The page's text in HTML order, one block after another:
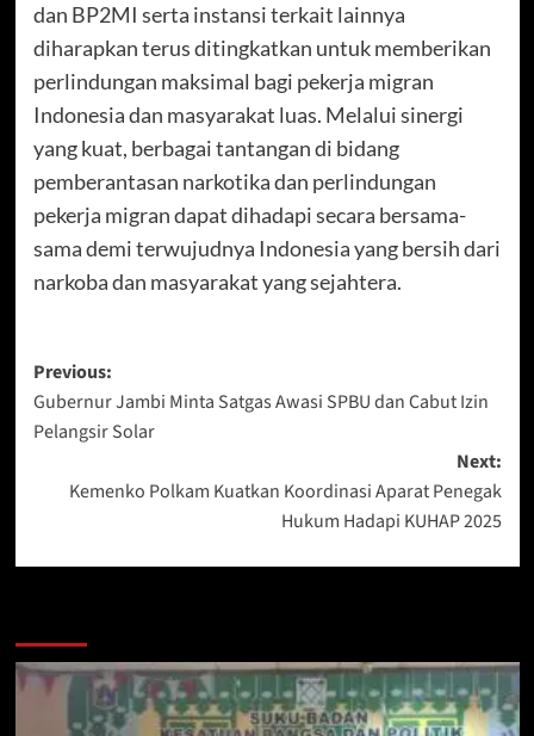
dan BP2MI serta instansi terkait lainnya
diharapkan terus ditingkatkan untuk memberikan
perlindungan maksimal bagi pekerja migran
Indonesia dan masyarakat luas. Melalui sinergi
yang kuat, berbagai tantangan di bidang
pemberantasan narkotika dan perlindungan
pekerja migran dapat dihadapi secara bersama-
sama demi terwujudnya Indonesia yang bersih dari
narkoba dan masyarakat yang sejahtera.
Post
navigation
Previous:
Gubernur Jambi Minta Satgas Awasi SPBU dan Cabut Izin
Pelangsir Solar
Next:
Kemenko Polkam Kuatkan Koordinasi Aparat Penegak
Hukum Hadapi KUHAP 2025